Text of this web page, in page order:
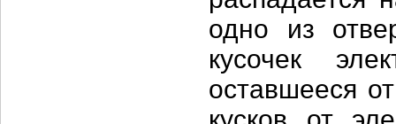
одно из
кусочек
оставшееся